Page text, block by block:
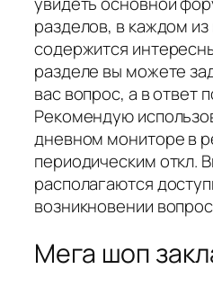
разделов, в каждом
содержится
разделе вы можете
вас вопрос, а в ответ
Рекомендую
дневном мониторе в
периодическим откл.
располагаются
возникновении
Мега шоп